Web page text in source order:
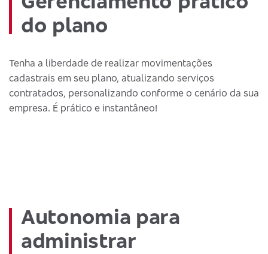
do plano
Tenha a liberdade de realizar movimentações
cadastrais em seu plano, atualizando serviços
contratados, personalizando conforme o cenário da sua
empresa. É prático e instantâneo!
Autonomia para
administrar